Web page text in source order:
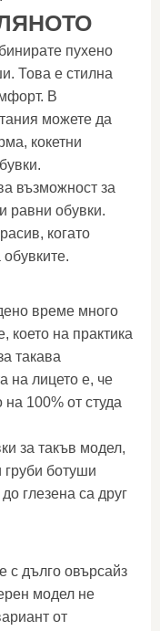
пухено
Това е стилна
В
можете да
кокетни
възможност за
равни обувки.
когато
време много
което на практика
такава
на лицето е, че
100% от студа
за такъв модел,
груби ботуши
глезена са друг
с дълго овърсайз
модел не
от